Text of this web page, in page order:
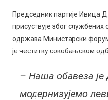
Председник партије Ивица
присуствује због службених
одржава Министарски
је честитку сокобањском
– Наша обавеза је
модернизујемо